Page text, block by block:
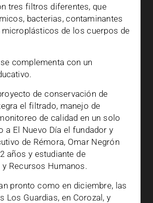
tres filtros diferentes, que
bacterias, contaminantes
de los cuerpos de
complementa con un
de conservación de
el filtrado, manejo de
de calidad en un solo
a El Nuevo Día el fundador y
de Rémora, Omar Negrón
años y estudiante de
y Recursos Humanos.
pronto como en diciembre, las
Los Guardias, en Corozal, y